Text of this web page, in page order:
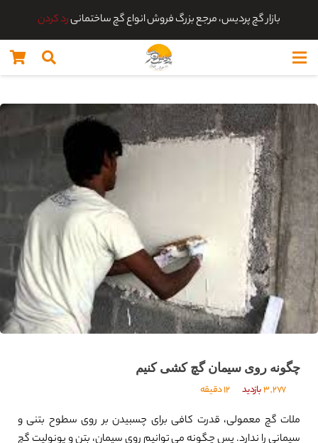
بازار گچ پردیس، مرجع بزرگ فروش انواع گچ ساختمانیرد کردن
چگونه روی سیمان گچ کشی کنیم
3,277بازدید 12 دقیقه
ملات گچ معمولی، قدرت کافی برای چسبیدن بر روی سطوح بتنی و
سیمانی را ندارد. پس چگونه می توانیم روی سیمان، بتن و یونولیت گچ